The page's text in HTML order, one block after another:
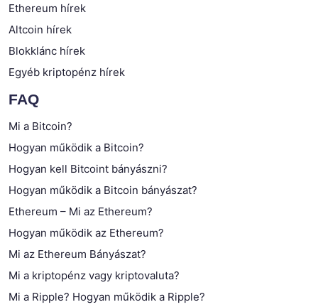
Ethereum hírek
Altcoin hírek
Blokklánc hírek
Egyéb kriptopénz hírek
FAQ
Mi a Bitcoin?
Hogyan működik a Bitcoin?
Hogyan kell Bitcoint bányászni?
Hogyan működik a Bitcoin bányászat?
Ethereum – Mi az Ethereum?
Hogyan működik az Ethereum?
Mi az Ethereum Bányászat?
Mi a kriptopénz vagy kriptovaluta?
Mi a Ripple? Hogyan működik a Ripple?